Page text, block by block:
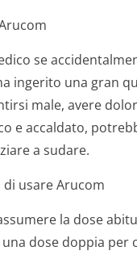
se
ingerito una gran
male, avere
e accaldato,
a sudare.
di usare Arucom
la dose
dose doppia per